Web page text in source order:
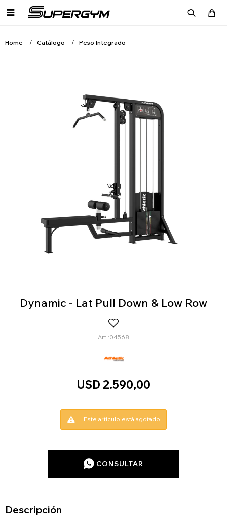

Home Catálogo Peso Integrado
Dynamic - Lat Pull Down & Low Row
04568
USD 2.590,00
Este artículo está agotado.
CONSULTAR
Descripción